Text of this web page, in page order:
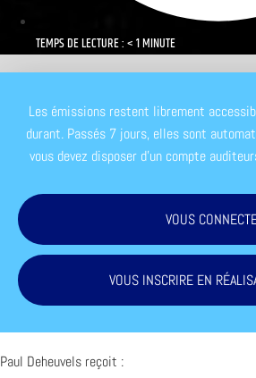
TEMPS DE LECTURE : < 1 MINUTE
Les émissions restent librement
durant. Passés 7 jours, elles sont
vous devez disposer d'un compte
VOUS
VOUS INSCRIRE EN
Paul Deheuvels reçoit :